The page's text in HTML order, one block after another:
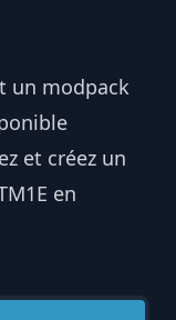
un modpack
et créez un
en